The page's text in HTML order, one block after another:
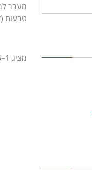
מעבר
טבעות
מציג 1–15 מתוך 17 תוצאות